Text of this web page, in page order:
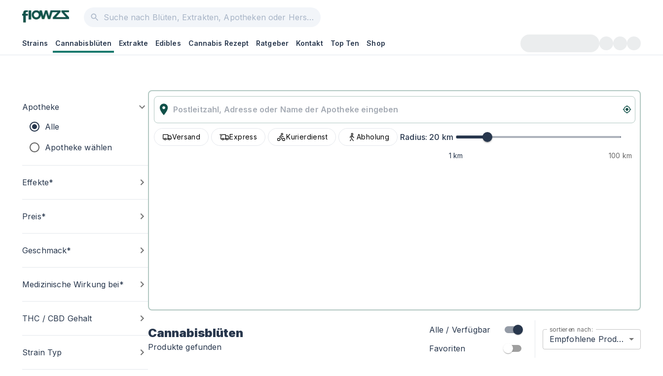
Strains Cannabisblüten Extrakte Edibles Cannabis Rezept Ratgeber Kontakt Top Ten Shop
Apotheke
Alle
Apotheke wählen
Effekte*
Preis*
Geschmack*
Medizinische Wirkung bei*
THC / CBD Gehalt
Strain Typ
Versand Express Kurierdienst Abholung Radius: 20 km
1 km 100 km
Cannabisblüten
Produkte gefunden
Alle / Verfügbar
Favoriten
sortieren nach:
Empfohlene Produkte